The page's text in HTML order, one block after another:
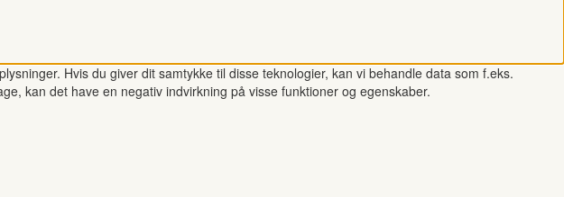
Hvis du giver dit samtykke til disse teknologier, kan vi behandle data som f.eks.
kan det have en negativ indvirkning på visse funktioner og egenskaber.